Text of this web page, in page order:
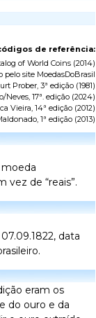
de referência:
of World Coins (2014)
pelo site MoedasDoBrasil
Prober, 3ª edição (1981)
Neves, 17ª. edição (2024)
Vieira, 14ª edição (2012)
1ª edição (2013)
vez de “reais”.
data
eram os
do ouro e da